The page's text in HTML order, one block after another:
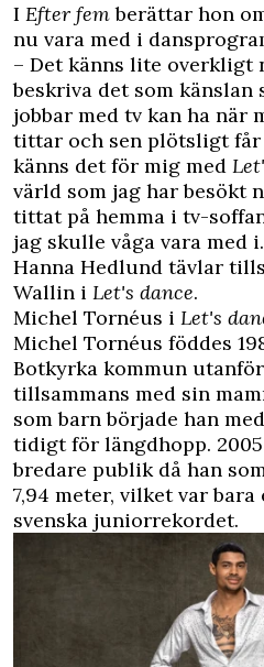
I Efter femberättar hon
nu vara med i
– Det känns lite overkligt
beskriva det som känslan
jobbar med tv kan ha när
tittar och sen plötsligt får
känns det för mig med
värld som jag har besökt
tittat på hemma i tv-
jag skulle våga vara med i.
Hanna Hedlund tävlar
Wallin i Let's dance.
Michel Tornéus i Let's
Michel Tornéus föddes
Botkyrka kommun
tillsammans med sin
som barn började han
tidigt för längdhopp.
bredare publik då han
7,94 meter, vilket var
svenska juniorrekordet.